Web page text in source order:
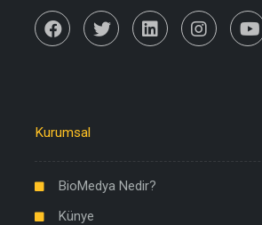
Kurumsal
BioMedya Nedir?
Künye